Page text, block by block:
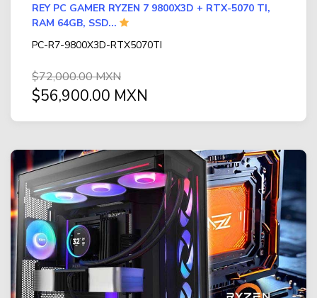
REY PC GAMER RYZEN 7 9800X3D + RTX-5070 TI,
RAM 64GB, SSD...
PC-R7-9800X3D-RTX5070TI
$72,000.00 MXN
$56,900.00 MXN